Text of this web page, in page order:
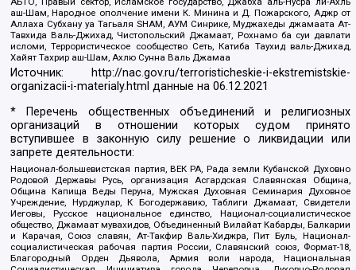
аш-Шам, Народное ополчение имени К. Минина и Д. Пожарского, Аджр от
Аллаха Субхану уа Тагьаля SHAM, АУМ Синрике, Муджахеды джамаата Ат-
Тавхида Валь-Джихад, Чистопольский Джамаат, Рохнамо ба суи давлати
исломи, Террористическое сообщество Сеть, Катиба Таухид валь-Джихад,
Хайят Тахрир аш-Шам, Ахлю Сунна Валь Джамаа
Источник:
http://nac.gov.ru/terroristicheskie-i-ekstremistskie-
organizacii-i-materialy.html данные на06.12.2021
* Перечень общественных объединений и религиозных
организаций в отношении которых судом принято
вступившее в законную силу решение о ликвидации или
запрете деятельности:
Национал-большевистская партия, ВЕК РА, Рада земли Кубанской Духовно
Родовой Державы Русь, организация Асгардская Славянская Община,
Община Капища Веды Перуна, Мужская Духовная Семинария Духовное
Учреждение, Нурджулар, К Богодержавию, Таблиги Джамаат, Свидетели
Иеговы, Русское национальное единство, Национал-социалистическое
общество, Джамаат мувахидов, Объединенный Вилайат Кабарды, Балкарии
и Карачая, Союз славян, Ат-Такфир Валь-Хиджра, Пит Буль, Национал-
социалистическая рабочая партия России, Славянский союз, Формат-18,
Благородный Орден Дьявола, Армия воли народа, Национальная